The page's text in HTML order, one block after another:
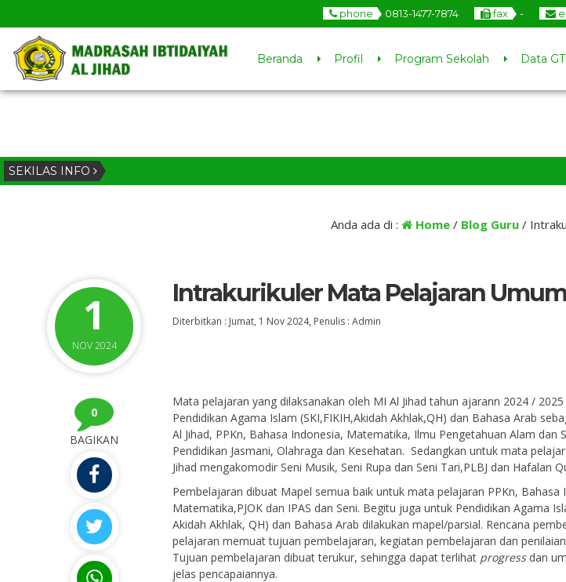
phone 0813-1477-7874 fax -
Beranda Profil Program Sekolah Data
SEKILAS INFO
Anda ada di : Home / Blog Guru /
1
NOV 2024
Intrakurikuler Mata Pelajaran Umum
Diterbitkan : Jumat, 1 Nov 2024, Penulis : Admin
0
BAGIKAN
Mata pelajaran yang dilaksanakan oleh MI Al Jihad tahun ajarann 2024 / 2025
Pendidikan Agama Islam (SKI,FIKIH,Akidah Akhlak,QH) dan Bahasa Arab
Al Jihad, PPKn, Bahasa Indonesia, Matematika, Ilmu Pengetahuan Alam dan
Pendidikan Jasmani, Olahraga dan Kesehatan. Sedangkan untuk mata
Jihad mengakomodir Seni Musik, Seni Rupa dan Seni Tari,PLBJ dan Hafalan
Pembelajaran dibuat Mapel semua baik untuk mata pelajaran PPKn, Bahasa
Matematika,PJOK dan IPAS dan Seni. Begitu juga untuk Pendidikan Agama
Akidah Akhlak, QH) dan Bahasa Arab dilakukan mapel/parsial. Rencana
pelajaran memuat tujuan pembelajaran, kegiatan pembelajaran dan
Tujuan pembelajaran dibuat terukur, sehingga dapat terlihat progress dan
jelas pencapaiannya.